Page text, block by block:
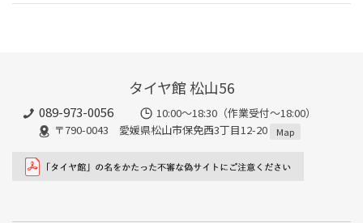
タイヤ館 松山56
089-973-0056
10:00～18:30（作業受付～18:00）
〒790-0043 愛媛県松山市保免西3丁目12-20
Map